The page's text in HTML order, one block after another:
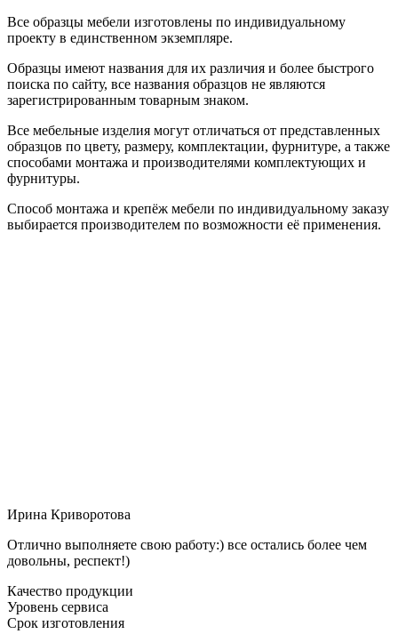
Все образцы мебели изготовлены по индивидуальному
проекту в единственном экземпляре.
Образцы имеют названия для их различия и более быстрого
поиска по сайту, все названия образцов не являются
зарегистрированным товарным знаком.
Все мебельные изделия могут отличаться от представленных
образцов по цвету, размеру, комплектации, фурнитуре, а также
способами монтажа и производителями комплектующих и
фурнитуры.
Способ монтажа и крепёж мебели по индивидуальному заказу
выбирается производителем по возможности её применения.
Ирина Криворотова
Отлично выполняете свою работу:) все остались более чем
довольны, респект!)
Качество продукции
Уровень сервиса
Срок изготовления